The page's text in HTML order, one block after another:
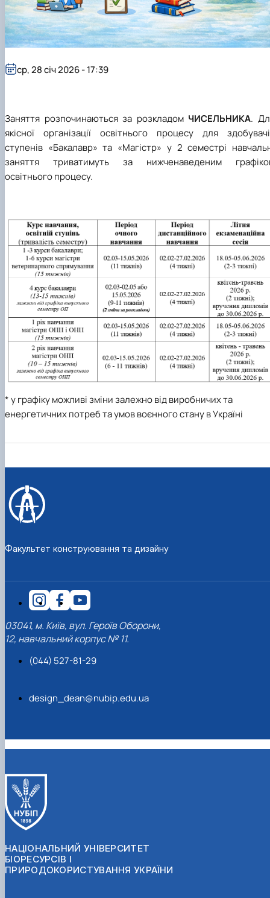
Рейтингові списки
Заняття розпочинаються за розкладом ЧИСЕЛЬНИКА.
якісної організації освітнього процесу для
ступенів «Бакалавр» та «Магістр» у 2 семестрі
заняття триватимуть за нижченаведеним
освітнього процесу.
* у графіку можливі зміни залежно від виробничих та
енергетичних потреб та умов воєнного стану в Україні
ср, 28 січ 2026 - 17:39
Факультет конструювання та дизайну
03041, м. Київ, вул. Героїв Оборони,
12, навчальний корпус № 11.
(044) 527-81-29
design_dean@nubip.edu.ua
НАЦІОНАЛЬНИЙ УНІВЕРСИТЕТ
БІОРЕСУРСІВ І
ПРИРОДОКОРИСТУВАННЯ УКРАЇНИ